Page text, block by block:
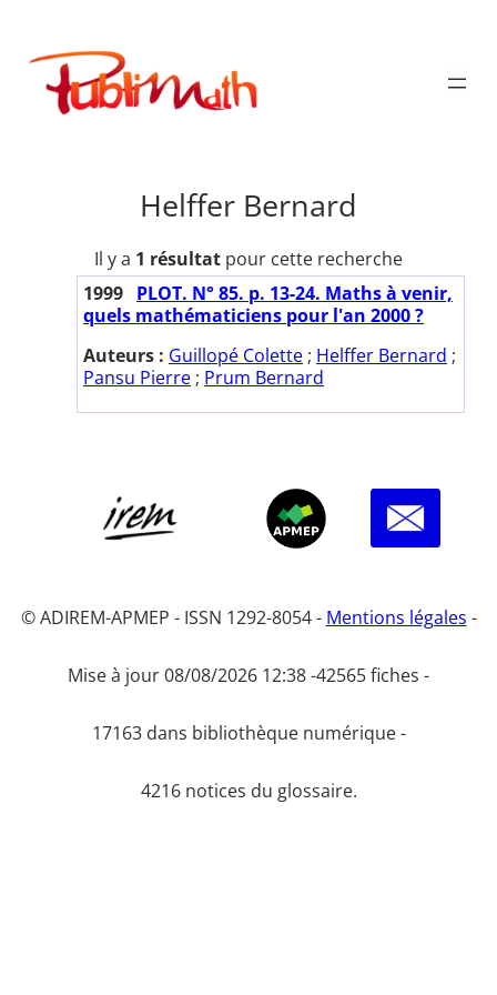
contenu
Publimath
Helffer Bernard
Il y a 1 résultat pour cette recherche
1999 PLOT. N° 85. p. 13-24. Maths à venir,
quels mathématiciens pour l'an 2000 ?
Auteurs : Guillopé Colette ; Helffer Bernard ;
Pansu Pierre ; Prum Bernard
© ADIREM-APMEP - ISSN 1292-8054 - Mentions légales -
Mise à jour 08/08/2026 12:38 -42565 fiches -
17163 dans bibliothèque numérique -
4216 notices du glossaire.